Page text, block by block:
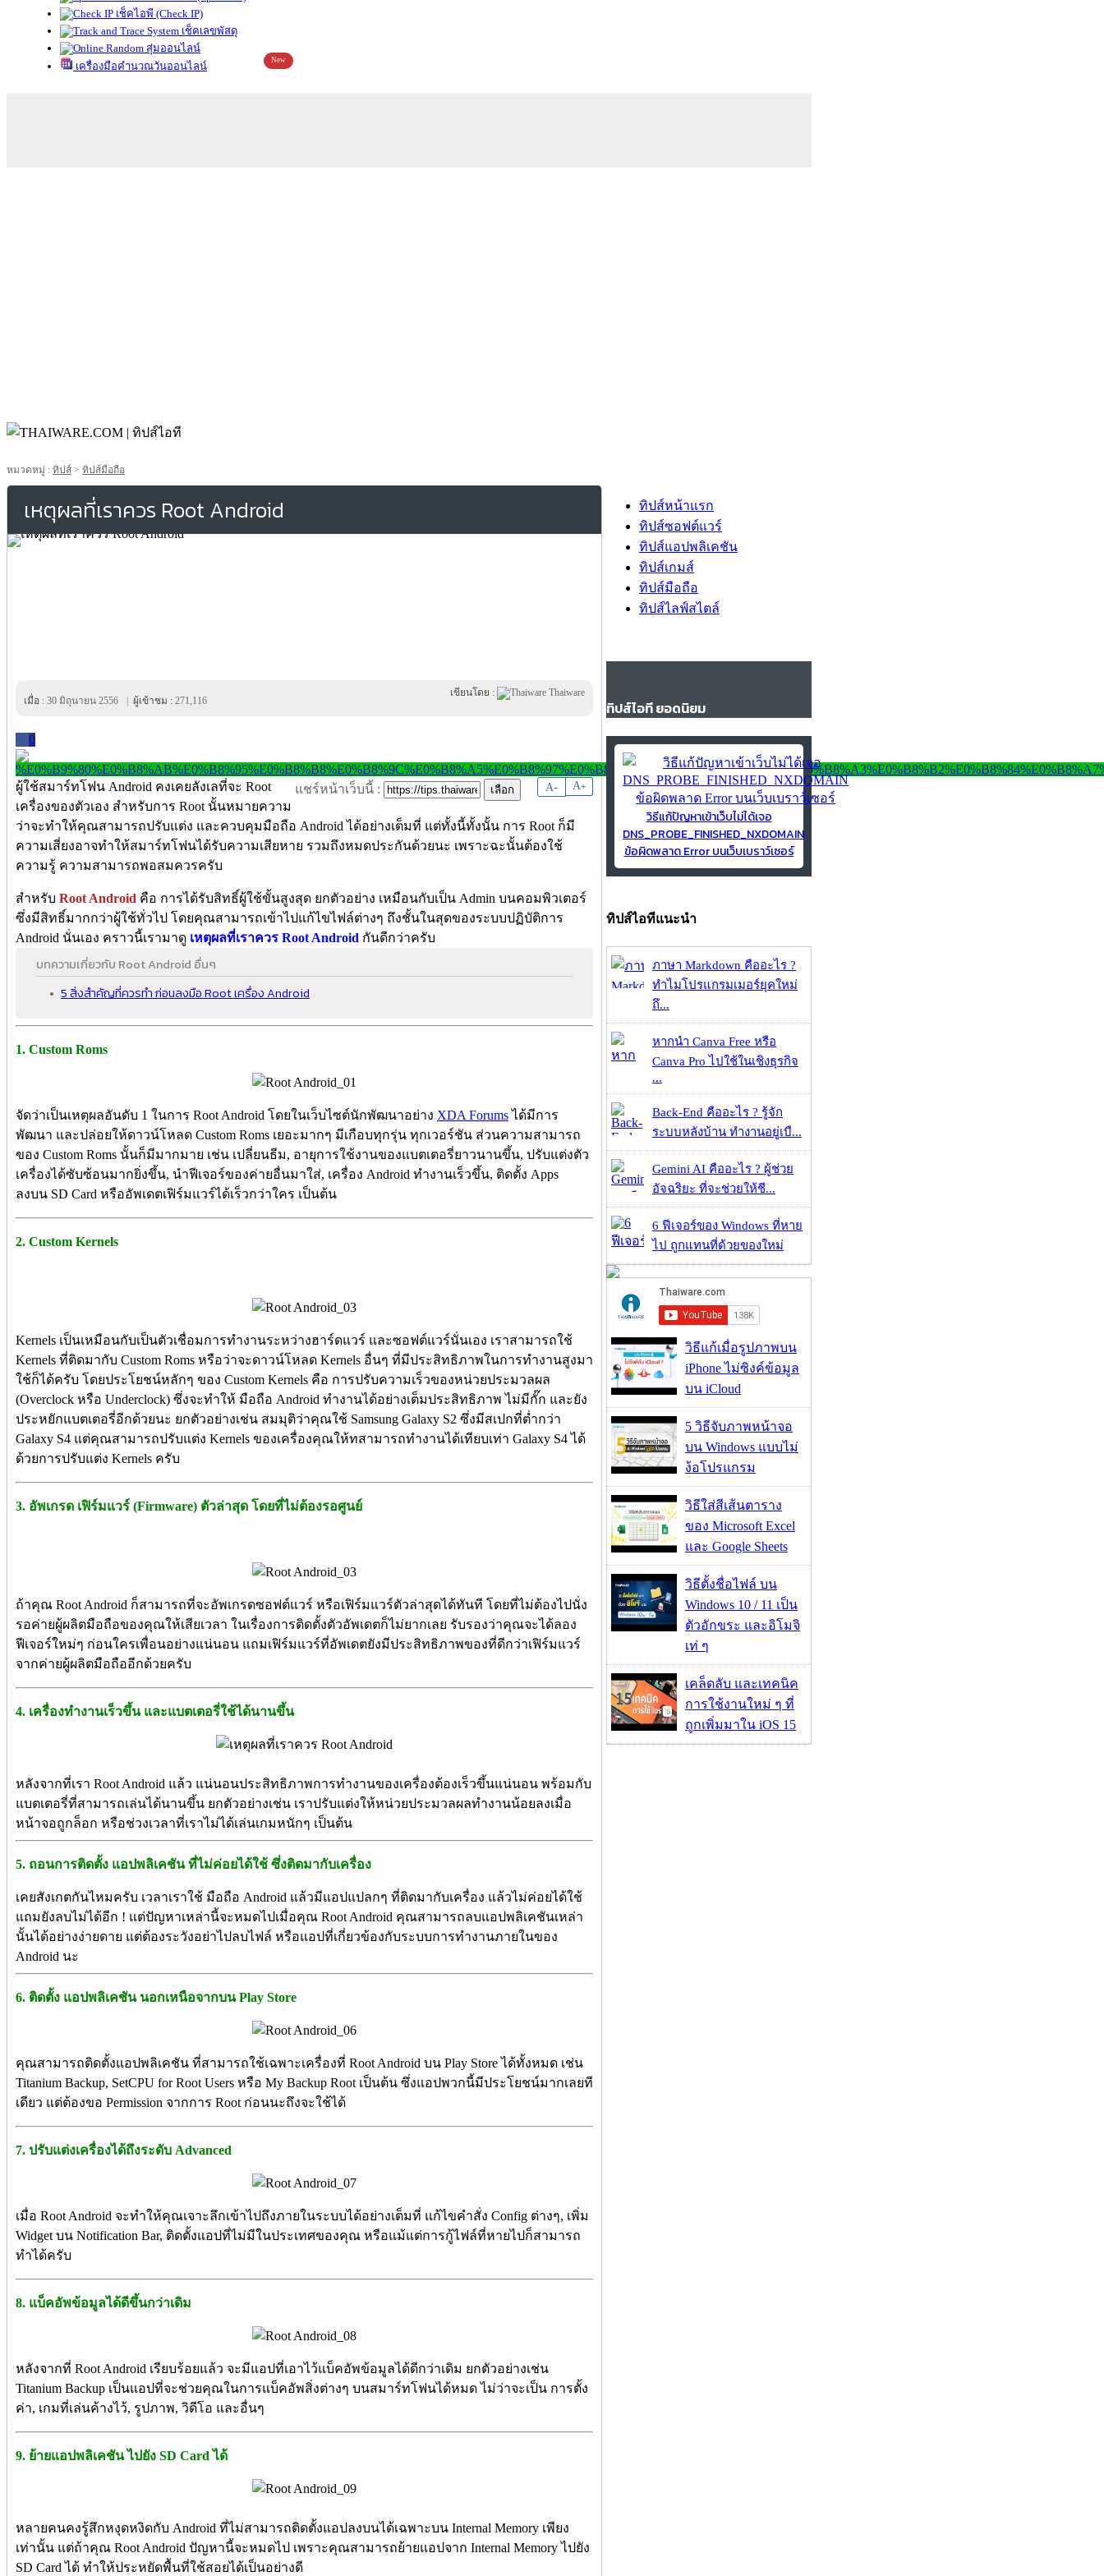
เช็คไอพี (Check IP)
เช็คเลขพัสดุ
สุ่มออนไลน์
เครื่องมือคำนวณวันออนไลน์
New
หมวดหมู่ : ทิปส์ > ทิปส์มือถือ
เหตุผลที่เราควร Root Android
เมื่อ : 30 มิถุนายน 2556 ผู้เข้าชม : 271,116
เขียนโดย : Thaiware
0
A- A+
แชร์หน้าเว็บนี้ :
ผู้ใช้สมาร์ทโฟน Android คงเคยลังเลที่จะ Root
เครื่องของตัวเอง สำหรับการ Root นั้นหมายความ
ว่าจะทำให้คุณสามารถปรับแต่ง และควบคุมมือถือ Android ได้อย่างเต็มที่ แต่ทั้งนี้ทั้งนั้น การ Root ก็มี
ความเสี่ยงอาจทำให้สมาร์ทโฟนได้รับความเสียหาย รวมถึงหมดประกันด้วยนะ เพราะฉะนั้นต้องใช้
ความรู้ ความสามารถพอสมควรครับ
สำหรับ Root Android คือ การได้รับสิทธิ์ผู้ใช้ขั้นสูงสุด ยกตัวอย่าง เหมือนกับเป็น Admin บนคอมพิวเตอร์
ซึ่งมีสิทธิ์มากกว่าผู้ใช้ทั่วไป โดยคุณสามารถเข้าไปแก้ไขไฟล์ต่างๆ ถึงชั้นในสุดของระบบปฏิบัติการ
Android นั่นเอง คราวนี้เรามาดู เหตุผลที่เราควร Root Android กันดีกว่าครับ
บทความเกี่ยวกับ Root Android อื่นๆ
5 สิ่งสำคัญที่ควรทำ ก่อนลงมือ Root เครื่อง Android
1. Custom Roms
จัดว่าเป็นเหตุผลอันดับ 1 ในการ Root Android โดยในเว็บไซต์นักพัฒนาอย่าง XDA Forumsได้มีการ
พัฒนา และปล่อยให้ดาวน์โหลด Custom Roms เยอะมากๆ มีเกือบทุกรุ่น ทุกเวอร์ชัน ส่วนความสามารถ
ของ Custom Roms นั้นก็มีมากมาย เช่น เปลี่ยนธีม, อายุการใช้งานของแบตเตอรี่ยาวนานขึ้น, ปรับแต่งตัว
เครื่องได้ซับซ้อนมากยิ่งขึ้น, นำฟีเจอร์ของค่ายอื่นมาใส่, เครื่อง Android ทำงานเร็วขึ้น, ติดตั้ง Apps
ลงบน SD Card หรืออัพเดตเฟิร์มแวร์ได้เร็วกว่าใคร เป็นต้น
2. Custom Kernels
Kernels เป็นเหมือนกับเป็นตัวเชื่อมการทำงานระหว่างฮาร์ดแวร์ และซอฟต์แวร์นั่นเอง เราสามารถใช้
Kernels ที่ติดมากับ Custom Roms หรือว่าจะดาวน์โหลด Kernels อื่นๆ ที่มีประสิทธิภาพในการทำงานสูงมา
ใช้ก็ได้ครับ โดยประโยชน์หลักๆ ของ Custom Kernels คือ การปรับความเร็วของหน่วยประมวลผล
(Overclock หรือ Underclock) ซึ่งจะทำให้ มือถือ Android ทำงานได้อย่างเต็มประสิทธิภาพ ไม่มีกั๊ก และยัง
ประหยักแบตเตอรี่อีกด้วยนะ ยกตัวอย่างเช่น สมมุติว่าคุณใช้ Samsung Galaxy S2 ซึ่งมีสเปกที่ต่ำกว่า
Galaxy S4 แต่คุณสามารถปรับแต่ง Kernels ของเครื่องคุณให้ทสามารถทำงานได้เทียบเท่า Galaxy S4 ได้
ด้วยการปรับแต่ง Kernels ครับ
3. อัพเกรด เฟิร์มแวร์ (Firmware) ตัวล่าสุด โดยที่ไม่ต้องรอศูนย์
ถ้าคุณ Root Android ก็สามารถที่จะอัพเกรดซอฟต์แวร์ หรือเฟิร์มแวร์ตัวล่าสุดได้ทันที โดยที่ไม่ต้องไปนั่ง
รอค่ายผู้ผลิตมือถือของคุณให้เสียเวลา ในเรื่องการติดตั้งตัวอัพเดตก็ไม่ยากเลย รับรองว่าคุณจะได้ลอง
ฟีเจอร์ใหม่ๆ ก่อนใครเพื่อนอย่างแน่นอน แถมเฟิร์มแวร์ที่อัพเดตยังมีประสิทธิภาพของที่ดีกว่าเฟิร์มแวร์
จากค่ายผู้ผลิตมือถืออีกด้วยครับ
4. เครื่องทำงานเร็วขึ้น และแบตเตอรี่ใช้ได้นานขึ้น
หลังจากที่เรา Root Android แล้ว แน่นอนประสิทธิภาพการทำงานของเครื่องต้องเร็วขึ้นแน่นอน พร้อมกับ
แบตเตอรี่ที่สามารถเล่นได้นานขึ้น ยกตัวอย่างเช่น เราปรับแต่งให้หน่วยประมวลผลทำงานน้อยลงเมื่อ
หน้าจอถูกล็อก หรือช่วงเวลาที่เราไม่ได้เล่นเกมหนักๆ เป็นต้น
5. ถอนการติดตั้ง แอปพลิเคชัน ที่ไม่ค่อยได้ใช้ ซึ่งติดมากับเครื่อง
เคยสังเกตกันไหมครับ เวลาเราใช้ มือถือ Android แล้วมีแอปแปลกๆ ที่ติดมากับเครื่อง แล้วไม่ค่อยได้ใช้
แถมยังลบไม่ได้อีก ! แต่ปัญหาเหล่านี้จะหมดไปเมื่อคุณ Root Android คุณสามารถลบแอปพลิเคชันเหล่า
นั้นได้อย่างง่ายดาย แต่ต้องระวังอย่าไปลบไฟล์ หรือแอปที่เกี่ยวข้องกับระบบการทำงานภายในของ
Android นะ
6. ติดตั้ง แอปพลิเคชัน นอกเหนือจากบน Play Store
คุณสามารถติดตั้งแอปพลิเคชัน ที่สามารถใช้เฉพาะเครื่องที่ Root Android บน Play Store ได้ทั้งหมด เช่น
Titanium Backup, SetCPU for Root Users หรือ My Backup Root เป็นต้น ซึ่งแอปพวกนี้มีประโยชน์มากเลยที
เดียว แต่ต้องขอ Permission จากการ Root ก่อนนะถึงจะใช้ได้
7. ปรับแต่งเครื่องได้ถึงระดับ Advanced
เมื่อ Root Android จะทำให้คุณเจาะลึกเข้าไปถึงภายในระบบได้อย่างเต็มที่ แก้ไขคำสั่ง Config ต่างๆ, เพิ่ม
Widget บน Notification Bar, ติดตั้งแอปที่ไม่มีในประเทศของคุณ หรือแม้แต่การกู้ไฟล์ที่หายไปก็สามารถ
ทำได้ครับ
8. แบ็คอัพข้อมูลได้ดีขึ้นกว่าเดิม
หลังจากที่ Root Android เรียบร้อยแล้ว จะมีแอปที่เอาไว้แบ็คอัพข้อมูลได้ดีกว่าเดิม ยกตัวอย่างเช่น
Titanium Backup เป็นแอปที่จะช่วยคุณในการแบ็คอัพสิ่งต่างๆ บนสมาร์ทโฟนได้หมด ไม่ว่าจะเป็น การตั้ง
ค่า, เกมที่เล่นค้างไว้, รูปภาพ, วิดีโอ และอื่นๆ
9. ย้ายแอปพลิเคชัน ไปยัง SD Card ได้
หลายคนคงรู้สึกหงุดหงิดกับ Android ที่ไม่สามารถติดตั้งแอปลงบนได้เฉพาะบน Internal Memory เพียง
เท่านั้น แต่ถ้าคุณ Root Android ปัญหานี้จะหมดไป เพราะคุณสามารถย้ายแอปจาก Internal Memory ไปยัง
SD Card ได้ ทำให้ประหยัดพื้นที่ใช้สอยได้เป็นอย่างดี
ทิปส์หน้าแรก
ทิปส์ซอฟต์แวร์
ทิปส์แอปพลิเคชัน
ทิปส์เกมส์
ทิปส์มือถือ
ทิปส์ไลฟ์สไตล์
ทิปส์ไอที ยอดนิยม
วิธีแก้ปัญหาเข้าเว็บไม่ได้เจอ
DNS_PROBE_FINISHED_NXDOMAIN
ข้อผิดพลาด Error บนเว็บเบราว์เซอร์
ทิปส์ไอทีแนะนำ
ภาษา Markdown คืออะไร ?
ทำไมโปรแกรมเมอร์ยุคใหม่
ถึ...
หากนำ Canva Free หรือ
Canva Pro ไปใช้ในเชิงธุรกิจ
...
Back-End คืออะไร ? รู้จัก
ระบบหลังบ้าน ทำงานอยู่เบื...
Gemini AI คืออะไร ? ผู้ช่วย
อัจฉริยะ ที่จะช่วยให้ชี...
6 ฟีเจอร์ของ Windows ที่หาย
ไป ถูกแทนที่ด้วยของใหม่
วิธีแก้เมื่อรูปภาพบน
iPhone ไม่ซิงค์ข้อมูล
บน iCloud
5 วิธีจับภาพหน้าจอ
บน Windows แบบไม่
ง้อโปรแกรม
วิธีใส่สีเส้นตาราง
ของ Microsoft Excel
และ Google Sheets
วิธีตั้งชื่อไฟล์ บน
Windows 10 / 11 เป็น
ตัวอักขระ และอิโมจิ
เท่ ๆ
เคล็ดลับ และเทคนิค
การใช้งานใหม่ ๆ ที่
ถูกเพิ่มมาใน iOS 15